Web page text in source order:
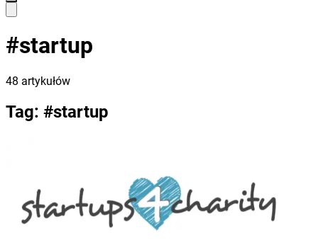
#startup
48 artykułów
Tag: #startup